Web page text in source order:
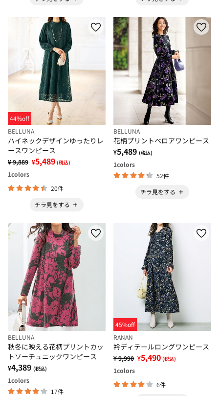
44%off
BELLUNA
ハイネックデザインゆったりレ
ースワンピース
¥ 9,889 ¥5,489 (税込)
1colors
20件
チラ見をする
BELLUNA
花柄プリントベロアワンピース
¥5,489 (税込)
1colors
52件
チラ見をする
BELLUNA
秋冬に映える花柄プリントカッ
トソーチュニックワンピース
¥4,389 (税込)
1colors
17件
45%off
RANAN
衿ディテールロングワンピース
¥ 9,990 ¥5,490 (税込)
1colors
6件